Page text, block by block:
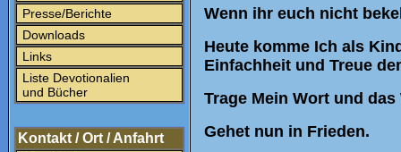
Presse/Berichte
Downloads
Links
Liste Devotionalien
und Bücher
Kontakt / Ort / Anfahrt
Wenn ihr euch nicht
Heute komme Ich als
Einfachheit und Treue
Trage Mein Wort und
Gehet nun in Frieden.